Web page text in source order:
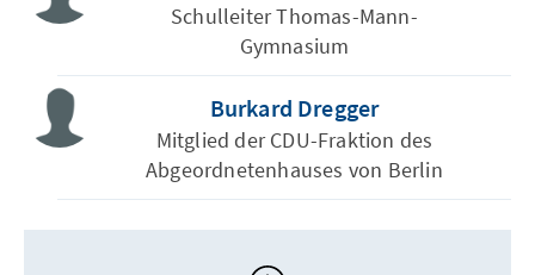
Schulleiter Thomas-Mann-
Gymnasium
Burkard Dregger
Mitglied der CDU-Fraktion des
Abgeordnetenhauses von Berlin